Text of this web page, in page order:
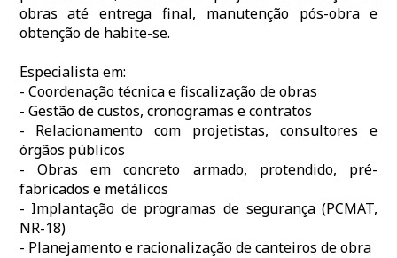
obras até entrega final, manutenção pós-obra e
obtenção de habite-se.
Especialista em:
- Coordenação técnica e fiscalização de obras
- Gestão de custos, cronogramas e contratos
- Relacionamento com projetistas, consultores e
órgãos públicos
- Obras em concreto armado, protendido, pré-
fabricados e metálicos
- Implantação de programas de segurança (PCMAT,
NR-18)
- Planejamento e racionalização de canteiros de obra